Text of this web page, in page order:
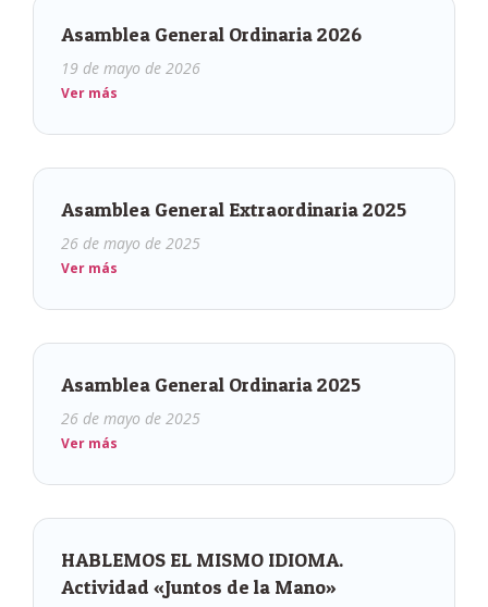
Asamblea General Ordinaria 2026
19 de mayo de 2026
Ver más
Asamblea General Extraordinaria 2025
26 de mayo de 2025
Ver más
Asamblea General Ordinaria 2025
26 de mayo de 2025
Ver más
HABLEMOS EL MISMO IDIOMA.
Actividad «Juntos de la Mano»